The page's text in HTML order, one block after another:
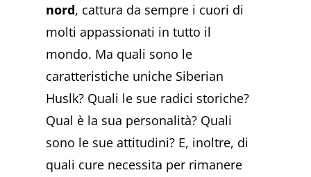
nord, cattura da sempre i cuori di
molti appassionati in tutto il
mondo. Ma quali sono le
caratteristiche uniche Siberian
Huslk? Quali le sue radici storiche?
Qual è la sua personalità? Quali
sono le sue attitudini? E, inoltre, di
quali cure necessita per rimanere